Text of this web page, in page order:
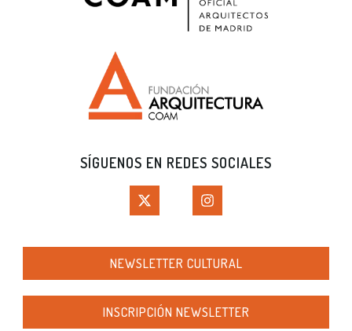
SÍGUENOS EN REDES SOCIALES
NEWSLETTER CULTURAL
INSCRIPCIÓN NEWSLETTER